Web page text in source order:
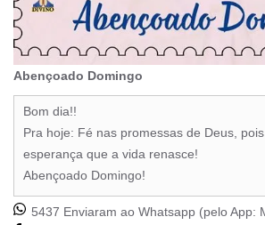
Abençoado Domingo
Bom dia!!
Pra hoje: Fé nas promessas de Deus,
esperança que a vida renasce!
Abençoado Domingo!
5437 Enviaram ao Whatsapp (pelo App: